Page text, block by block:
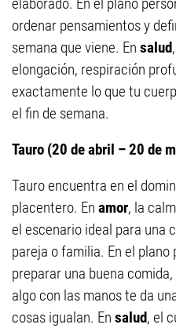
ordenar pensamientos y
semana que viene. En salud
elongación, respiración
exactamente lo que tu
el fin de semana.
Tauro (20 de abril – 20 de
Tauro encuentra en el
placentero. En amor, la
el escenario ideal para una
pareja o familia. En el
preparar una buena
algo con las manos te da
cosas igualan. En salud, el